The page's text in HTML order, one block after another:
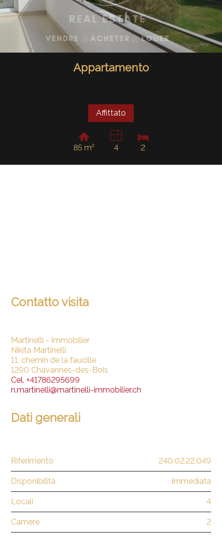
Appartamento
Affittato
85 m² 4 2
Contatto visita
Martinelli - Immobilier
Nikita Martinelli
11, chemin de la faucille
1290 Chavannes-des-Bois
Cel.+41786295699
n.martinelli@martinelli-immobilier.ch
Dati generali
Riferimento 240.02.22.049
Disponibilità Immediata
Locali 4
Camere 2